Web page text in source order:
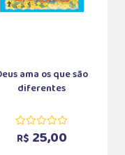
ama os que são
diferentes
R$ 25,00